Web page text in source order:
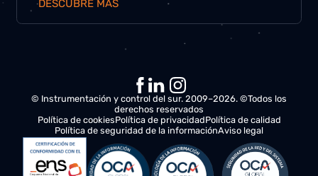
© Instrumentación y control del sur. 2009–2026. ©Todos los
derechos reservados
Política de cookies Política de privacidad Política de calidad
Política de seguridad de la informaciónAviso legal